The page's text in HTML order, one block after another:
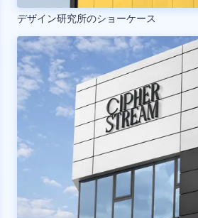
デザイン研究所のショーケース